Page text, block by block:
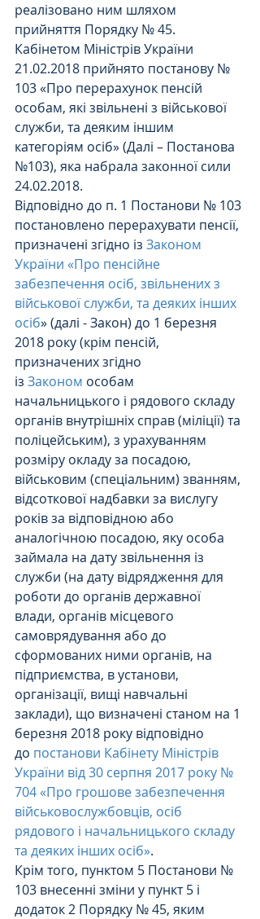
реалізовано ним шляхом
прийняття Порядку № 45.
Кабінетом Міністрів України
21.02.2018 прийнято постанову №
103 «Про перерахунок пенсій
особам, які звільнені з військової
служби, та деяким іншим
категоріям осіб» (Далі – Постанова
№103), яка набрала законної сили
24.02.2018.
Відповідно до п. 1 Постанови № 103
постановлено перерахувати пенсії,
призначені згідно із Законом
України «Про пенсійне
забезпечення осіб, звільнених з
військової служби, та деяких інших
осіб» (далі - Закон) до 1 березня
2018 року (крім пенсій,
призначених згідно
із Законом особам
начальницького і рядового складу
органів внутрішніх справ (міліції) та
поліцейським), з урахуванням
розміру окладу за посадою,
військовим (спеціальним) званням,
відсоткової надбавки за вислугу
років за відповідною або
аналогічною посадою, яку особа
займала на дату звільнення із
служби (на дату відрядження для
роботи до органів державної
влади, органів місцевого
самоврядування або до
сформованих ними органів, на
підприємства, в установи,
організації, вищі навчальні
заклади), що визначені станом на 1
березня 2018 року відповідно
до постанови Кабінету Міністрів
України від 30 серпня 2017 року №
704 «Про грошове забезпечення
військовослужбовців, осіб
рядового і начальницького складу
та деяких інших осіб».
Крім того, пунктом 5 Постанови №
103 внесенні зміни у пункт 5 і
додаток 2 Порядку № 45, яким